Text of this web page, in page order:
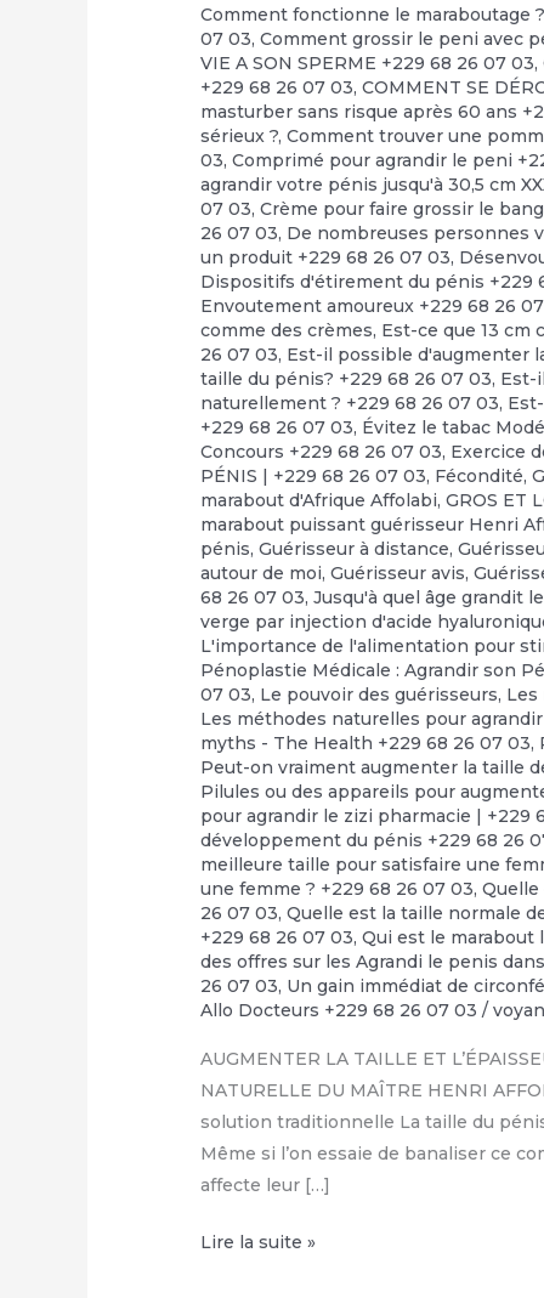
Comment fonctionne le maraboutage ?
07 03,Comment grossir le peni avec
VIE A SON SPERME +229 68 26 07 03,
+229 68 26 07 03,COMMENT SE
masturber sans risque après 60 ans
sérieux ?,Comment trouver une
03,Comprimé pour agrandir le peni
agrandir votre pénis jusqu'à 30,5 cm
07 03,Crème pour faire grossir le
26 07 03, De nombreuses personnes
un produit +229 68 26 07 03,
Dispositifs d'étirement du pénis +229
Envoutement amoureux +229 68 26
comme des crèmes, Est-ce que 13 cm
26 07 03, Est-il possible d'augmenter
taille du pénis? +229 68 26 07 03, Est-
naturellement ? +229 68 26 07 03,
+229 68 26 07 03, Évitez le tabac
Concours +229 68 26 07 03, Exercice
PÉNIS | +229 68 26 07 03, Fécondité,
marabout d'Afrique Affolabi,GROS ET
marabout puissant guérisseur Henri
pénis,Guérisseur à distance,
autour de moi,Guérisseur avis,
68 26 07 03,Jusqu'à quel âge grandit
verge par injection d'acide
L'importance de l'alimentation pour
Pénoplastie Médicale : Agrandir son
07 03, Le pouvoir des guérisseurs, Les
Les méthodes naturelles pour
myths - The Health +229 68 26 07 03,
Peut-on vraiment augmenter la taille
Pilules ou des appareils pour
pour agrandir le zizi pharmacie | +229
développement du pénis +229 68 26
meilleure taille pour satisfaire une
une femme ? +229 68 26 07 03,Quelle
26 07 03,Quelle est la taille normale
+229 68 26 07 03,Qui est le marabout
des offres sur les Agrandi le penis
26 07 03, Un gain immédiat de
Allo Docteurs +229 68 26 07 03 /
AUGMENTER LA TAILLE ET
NATURELLE DU MAÎTRE HENRI
solution traditionnelle La taille du
Même si l’on essaie de banaliser ce
affecte leur […]
COMMENT
Lire la suite »